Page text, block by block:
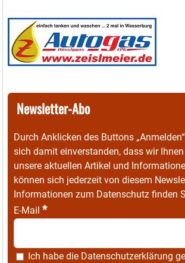
Newsletter-Abo
Durch Anklicken des Buttons
sich damit einverstanden, dass wir
unsere aktuellen Artikel und
können sich jederzeit von diesem
Informationen zum Datenschutz finden
E-Mail *
Ich habe die Datenschutzerklärung